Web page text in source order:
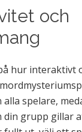
och
hur interaktivt
spelare,
din grupp gillar